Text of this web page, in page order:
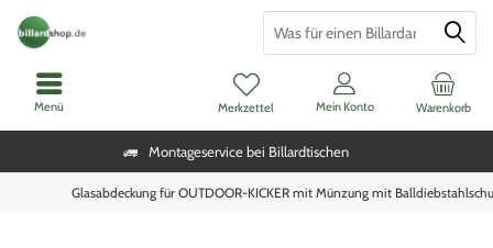
Montageservice bei Billardtischen
Warenkorb
Merkzettel Mein Konto
Menü
Glasabdeckung für OUTDOOR-KICKER mit Münzung mit